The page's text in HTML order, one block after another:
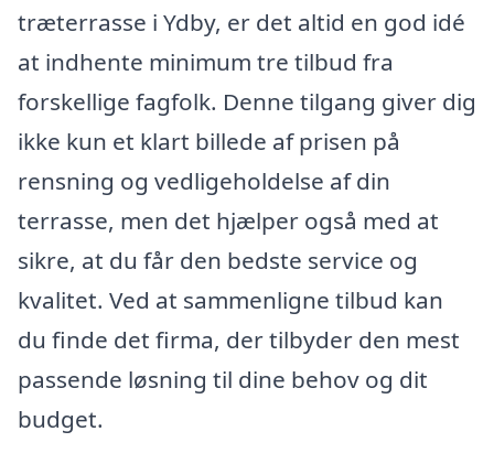
træterrasse i Ydby, er det altid en god idé
at indhente minimum tre tilbud fra
forskellige fagfolk. Denne tilgang giver dig
ikke kun et klart billede af prisen på
rensning og vedligeholdelse af din
terrasse, men det hjælper også med at
sikre, at du får den bedste service og
kvalitet. Ved at sammenligne tilbud kan
du finde det firma, der tilbyder den mest
passende løsning til dine behov og dit
budget.